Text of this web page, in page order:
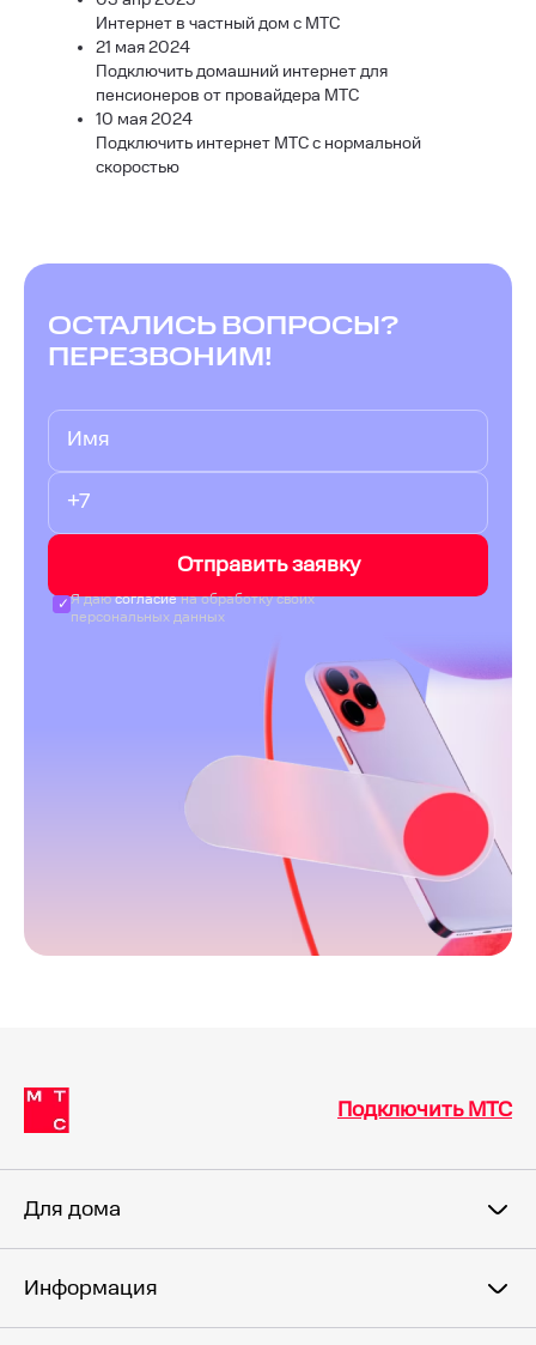
Интернет в частный дом с МТС
21 мая 2024
Подключить домашний интернет для
пенсионеров от провайдера МТС
10 мая 2024
Подключить интернет МТС с нормальной
скоростью
ОСТАЛИСЬ ВОПРОСЫ?
ПЕРЕЗВОНИМ!
Отправить заявку
Я даюсогласиена обработку своих
персональных данных
Подключить МТС
Для дома
Информация